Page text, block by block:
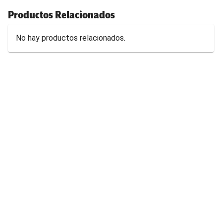
Productos Relacionados
No hay productos relacionados.